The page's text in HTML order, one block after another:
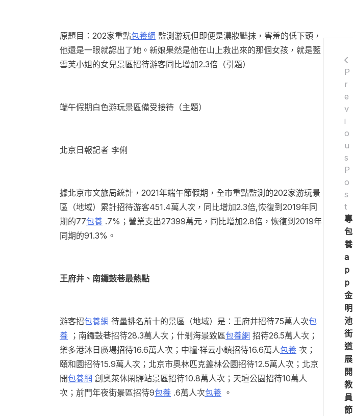
原題目：202家重點包養網 監測游玩但即便是濃妝豔抹，害羞的低下頭，
他還是一眼就認出了她。新娘果然是他在山上救出來的那個女孩，就是藍
雪芙小姐的女兒景區招待游客同比增加2.3倍（引題）
端午假期白色游玩景區備受接待（主題）
北京日報記者 李俐
據北京市文旅局統計，2021年端午節假期，全市重點監測的202家游玩景
區（地域）累計招待游客451.4萬人次，同比增加2.3倍,恢復到2019年同
期的77包養 .7%；營業支出27399萬元，同比增加2.8倍，恢復到2019年
同期的91.3%。
王府井、南鑼鼓巷最熱點
游客招包養網 待量排名前十的景區（地域）是：王府井招待75萬人次包
養 ；南鑼鼓巷招待28.3萬人次；什剎海景致區包養網 招待26.5萬人次；
樂多港沐日廣場招待16.6萬人次；中糧·祥云小鎮招待16.6萬人包養 次；
頤和園招待15.9萬人次；北京市奧林匹克叢林公園招待12.5萬人次；北京
開包養網 創奧萊休閑驛站景區招待10.8萬人次；天壇公園招待10萬人
次；前門年夜街景區招待9包養 .6萬人次包養 。
P
r
e
v
i
o
u
s
P
o
s
t
專
包
養
a
p
p
金
明
池
街
道
展
開
教
員
節